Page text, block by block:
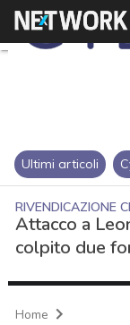
Ultimi articoli
RIVENDICAZIONE
Attacco a
colpito due
Home